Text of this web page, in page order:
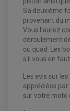
POMPE A
STATOR
ATELIER,
FILTRE A AIR
FILTRE A
FILTRE ET
OUTILLAGE
DISQUE DE
DISQUE DE
MAÎTRE
Sa deuxième
provenant du
Vous l’aurez
déroulement
ou quad. Les
s'il vous en
Les avis sur
appréciées
sur votre moto